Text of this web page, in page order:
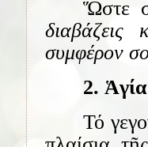
Ὥστε
συμφέρον
2.
Τό